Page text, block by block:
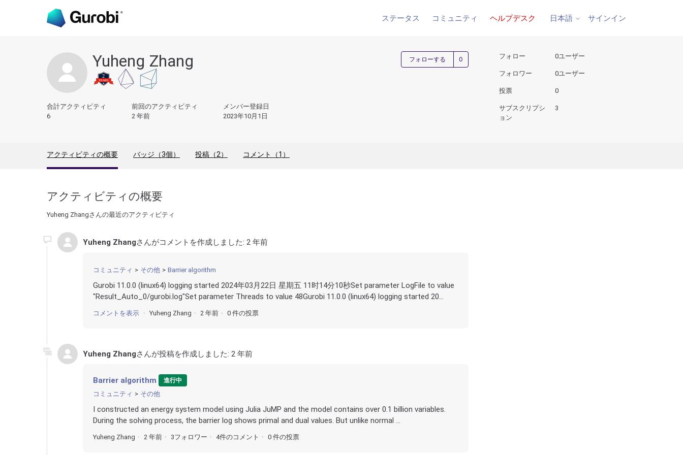
ステータス コミュニティ ヘルプデスク 日本語 サインイン
Yuheng Zhang フォローする 0人がフォロー中
合計アクティビティ
6
前回のアクティビティ
2 年前
メンバー登録日
2023年10月1日
フォロー 0ユーザー
フォロワー 0ユーザー
投票 0
サブスクリプシ
ョン
3
アクティビティの概要 バッジ（3個） 投稿（2） コメント（1）
アクティビティの概要
Yuheng Zhangさんの最近のアクティビティ
Yuheng Zhangさんがコメントを作成しました: 2 年前
コミュニティ その他 Barrier algorithm
Gurobi 11.0.0 (linux64) logging started 2024年03月22日 星期五 11时14分10秒Set parameter LogFile to value
"Result_Auto_0/gurobi.log"Set parameter Threads to value 48Gurobi 11.0.0 (linux64) logging started 20...
コメントを表示 Yuheng Zhang 2 年前 0 件の投票
Yuheng Zhangさんが投稿を作成しました: 2 年前
Barrier algorithm 進行中
コミュニティ その他
I constructed an energy system model using Julia JuMP and the model contains over 0.1 billion variables.
During the solving process, the barrier log shows primal and dual values. But unlike normal ...
Yuheng Zhang 2 年前 3フォロワー 4件のコメント 0 件の投票